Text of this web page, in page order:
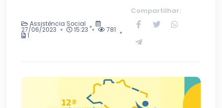
Assistência Social
27/06/2023 15:23 781
1
Compartilhar: